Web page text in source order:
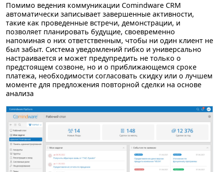
Помимо ведения коммуникации Comindware CRM
автоматически записывает завершенные активности,
такие как проведенные встречи, демонстрации, и
позволяет планировать будущие, своевременно
напоминая о них ответственным, чтобы ни один клиент не
был забыт. Система уведомлений гибко и универсально
настраивается и может предупредить не только о
предстоящем созвоне, но и о приближающемся сроке
платежа, необходимости согласовать скидку или о лучшем
моменте для предложения повторной сделки на основе
анализа